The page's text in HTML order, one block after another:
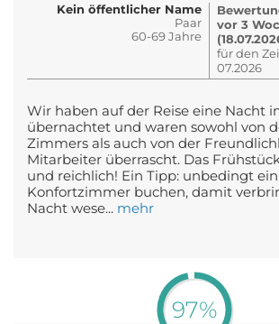
Kein öffentlicher Name
Paar
60-69 Jahre
vor 3
für den
07.2026
Wir haben auf der Reise eine Nacht
übernachtet und waren sowohl von
Zimmers als auch von der
Mitarbeiter überrascht. Das
und reichlich! Ein Tipp: unbedingt ein
Konfortzimmer buchen, damit
Nacht wese... mehr
97%